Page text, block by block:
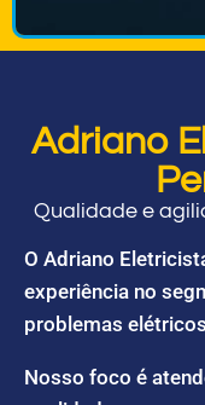
Adriano
Qualidade e
O Adriano
experiência no
problemas
Nosso foco é